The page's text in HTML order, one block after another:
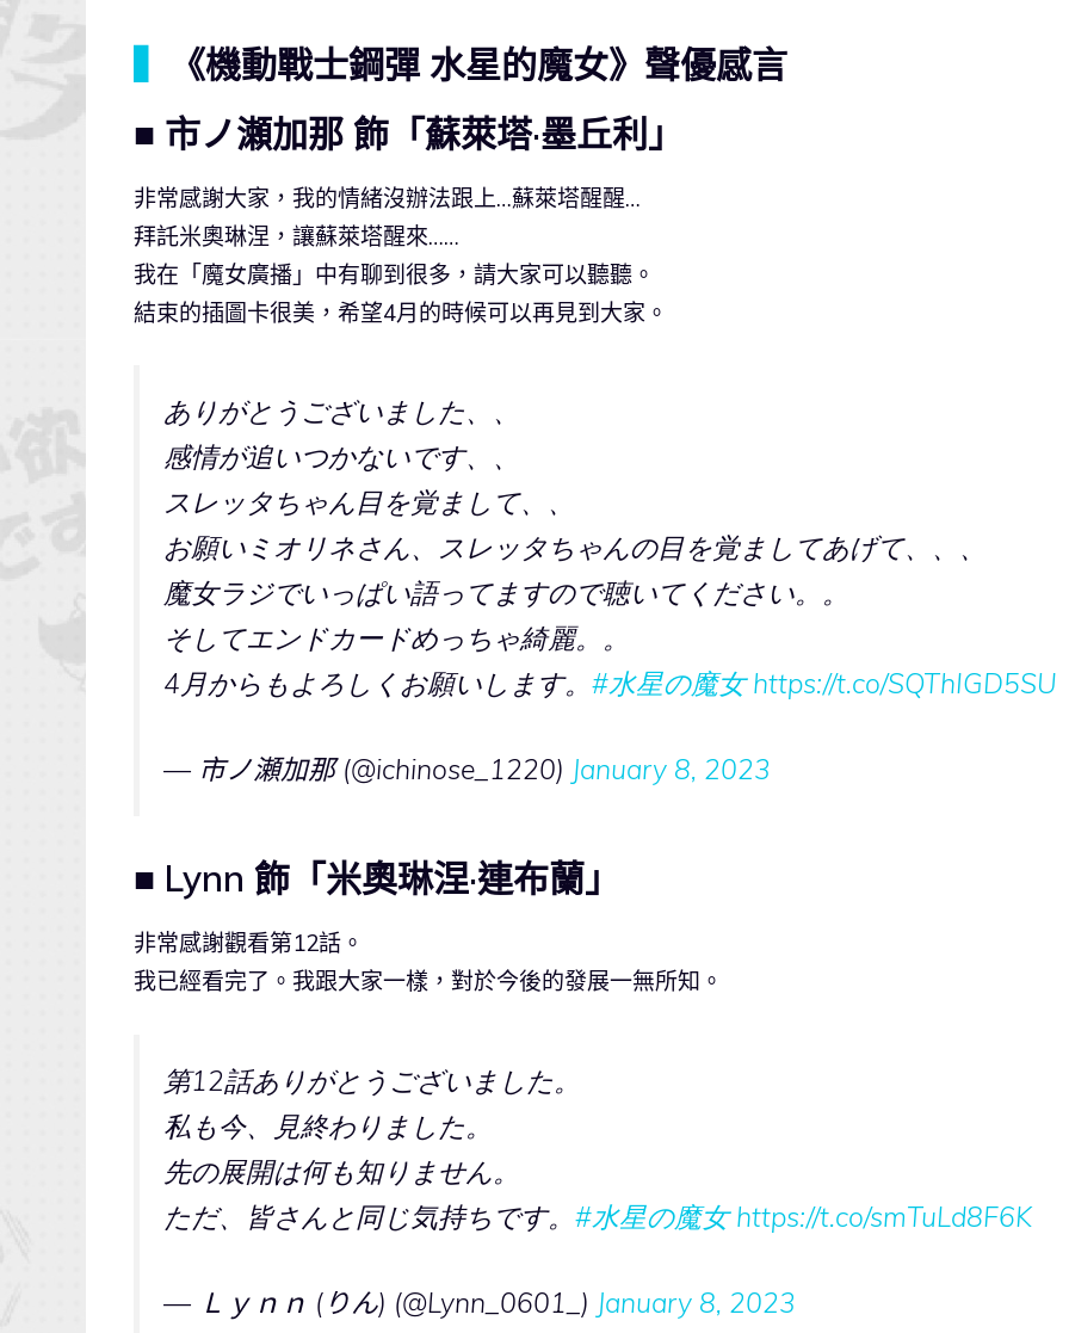
《機動戰士鋼彈 水星的魔女》聲優感言
■ 市ノ瀬加那 飾「蘇萊塔·墨丘利」
非常感謝大家，我的情緒沒辦法跟上…蘇萊塔醒醒…
拜託米奧琳涅，讓蘇萊塔醒來……
我在「魔女廣播」中有聊到很多，請大家可以聽聽。
結束的插圖卡很美，希望4月的時候可以再見到大家。
ありがとうございました、、
感情が追いつかないです、、
スレッタちゃん目を覚まして、、
お願いミオリネさん、スレッタちゃんの目を覚ましてあげて、、、
魔女ラジでいっぱい語ってますので聴いてください。。
そしてエンドカードめっちゃ綺麗。。
4月からもよろしくお願いします。 #水星の魔女 https://t.co/SQThIGD5SU
— 市ノ瀬加那 (@ichinose_1220) January 8, 2023
■ Lynn 飾「米奧琳涅·連布蘭」
非常感謝觀看第12話。
我已經看完了。我跟大家一樣，對於今後的發展一無所知。
第12話ありがとうございました。
私も今、見終わりました。
先の展開は何も知りません。
ただ、皆さんと同じ気持ちです。 #水星の魔女 https://t.co/smTuLd8F6K
— Ｌｙｎｎ (りん) (@Lynn_0601_) January 8, 2023